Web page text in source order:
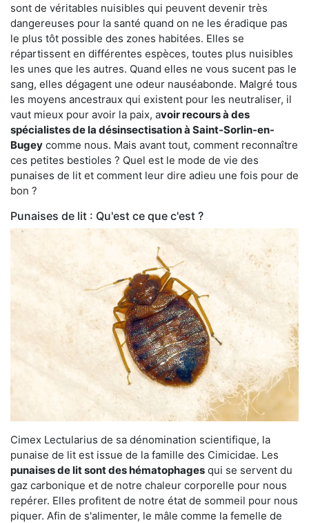
sont de véritables nuisibles qui peuvent devenir très
dangereuses pour la santé quand on ne les éradique pas
le plus tôt possible des zones habitées. Elles se
répartissent en différentes espèces, toutes plus nuisibles
les unes que les autres. Quand elles ne vous sucent pas le
sang, elles dégagent une odeur nauséabonde. Malgré tous
les moyens ancestraux qui existent pour les neutraliser, il
vaut mieux pour avoir la paix, avoir recours à des
spécialistes de la désinsectisation à Saint-Sorlin-en-
Bugey comme nous. Mais avant tout, comment reconnaître
ces petites bestioles ? Quel est le mode de vie des
punaises de lit et comment leur dire adieu une fois pour de
bon ?
Punaises de lit : Qu'est ce que c'est ?
Cimex Lectularius de sa dénomination scientifique, la
punaise de lit est issue de la famille des Cimicidae. Les
punaises de lit sont des hématophages qui se servent du
gaz carbonique et de notre chaleur corporelle pour nous
repérer. Elles profitent de notre état de sommeil pour nous
piquer. Afin de s'alimenter, le mâle comme la femelle de